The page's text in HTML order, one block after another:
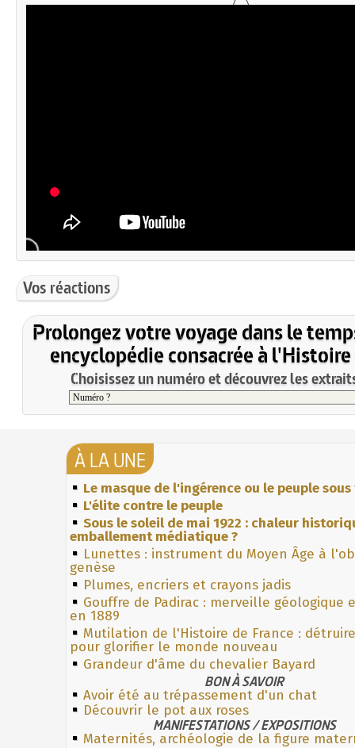
Vos réactions
Prolongez votre voyage dans le
encyclopédie consacrée à l'Histoire
Choisissez un numéro et découvrez les
À LA UNE
Le masque de l'ingérence ou le peuple
L'élite contre le peuple
Sous le soleil de mai 1922 : chaleur
emballement médiatique ?
Lunettes : instrument du Moyen Âge à
genèse
Plumes, encriers et crayons jadis
Gouffre de Padirac : merveille géologique
en 1889
Mutilation de l'Histoire de France :
pour glorifier le monde nouveau
Grandeur d'âme du chevalier Bayard
BON À SAVOIR
Avoir été au trépassement d'un chat
Découvrir le pot aux roses
MANIFESTATIONS / EXPOSITIONS
Maternités, archéologie de la figure